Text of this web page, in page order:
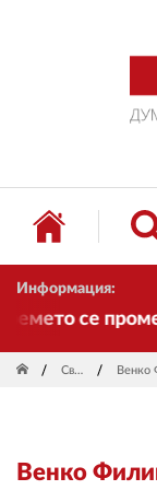
Информация:
се
Свят
Венко